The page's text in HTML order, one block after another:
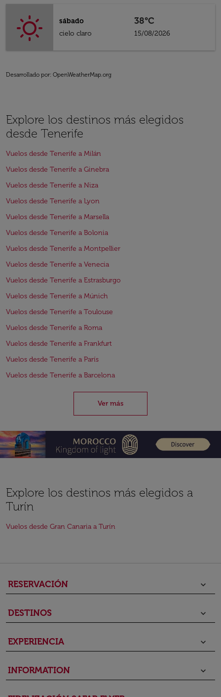
sábado
cielo claro
38°C
15/08/2026
Desarrollado por: OpenWeatherMap.org
Explore los destinos más elegidos
desde Tenerife
Vuelos desde Tenerife a Milán
Vuelos desde Tenerife a Ginebra
Vuelos desde Tenerife a Niza
Vuelos desde Tenerife a Lyon
Vuelos desde Tenerife a Marsella
Vuelos desde Tenerife a Bolonia
Vuelos desde Tenerife a Montpellier
Vuelos desde Tenerife a Venecia
Vuelos desde Tenerife a Estrasburgo
Vuelos desde Tenerife a Múnich
Vuelos desde Tenerife a Toulouse
Vuelos desde Tenerife a Roma
Vuelos desde Tenerife a Frankfurt
Vuelos desde Tenerife a París
Vuelos desde Tenerife a Barcelona
Ver más
Explore los destinos más elegidos a
Turín
Vuelos desde Gran Canaria a Turín
RESERVACIÓN keyboard_arrow_down
DESTINOS keyboard_arrow_down
EXPERIENCIA keyboard_arrow_down
INFORMATION keyboard_arrow_down